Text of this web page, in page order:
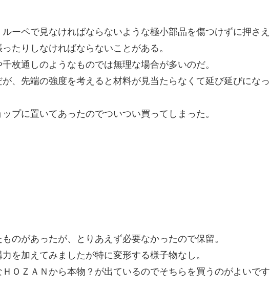
ーペで見なければならないような極小部品を傷つけずに押さえ
たりしなければならないことがある。
枚通しのようなものでは無理な場合が多いのだ。
、先端の強度を考えると材料が見当たらなくて延び延びになっ
プに置いてあったのでついつい買ってしまった。
のがあったが、とりあえず必要なかったので保留。
を加えてみましたが特に変形する様子物なし。
ＯＺＡＮから本物？が出ているのでそちらを買うのがよいです